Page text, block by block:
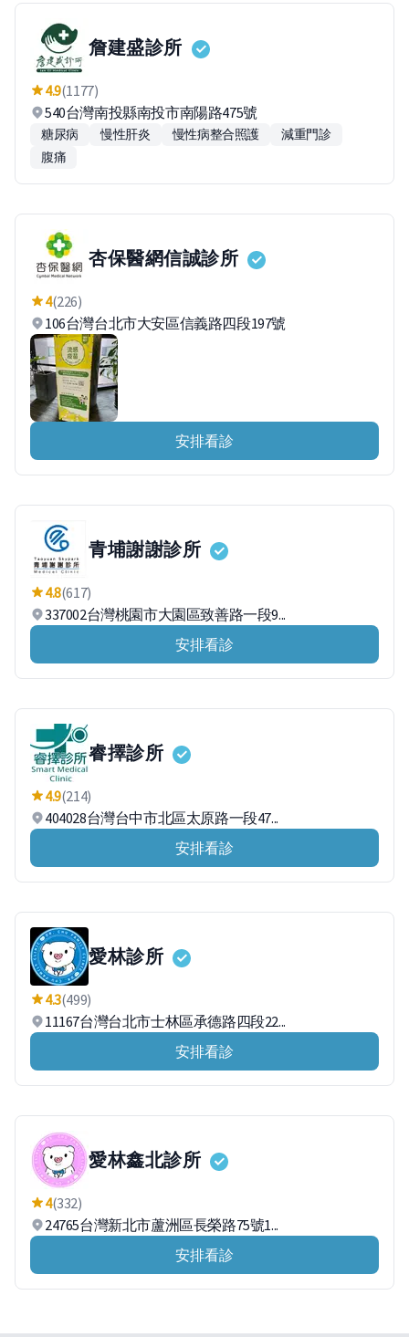
詹建盛診所
4.9(1177)
540台灣南投縣南投市南陽路475號
糖尿病 慢性肝炎 慢性病整合照護
減重門診
腹痛
杏保醫網信誠診所
4(226)
106台灣台北市大安區信義路四段197號
安排看診
青埔謝謝診所
4.8(617)
337002台灣桃園市大園區致善路一段9...
安排看診
睿擇診所
4.9(214)
404028台灣台中市北區太原路一段47...
安排看診
愛林診所
4.3(499)
11167台灣台北市士林區承德路四段22...
安排看診
愛林鑫北診所
4(332)
24765台灣新北市蘆洲區長榮路75號1...
安排看診